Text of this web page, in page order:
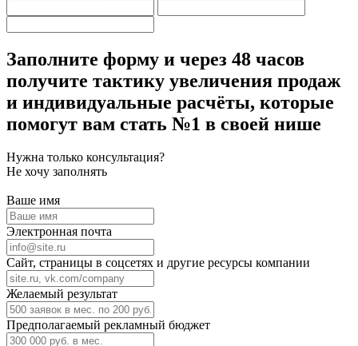
Заполните форму и через 48 часов
получите тактику увеличения продаж
и индивидуальные расчёты, которые
помогут вам стать №1 в своей нише
Нужна только консультация?
Не хочу заполнять
Ваше имя
Электронная почта
Сайт, страницы в соцсетях и другие ресурсы компании
Желаемый результат
Предполагаемый рекламный бюджет